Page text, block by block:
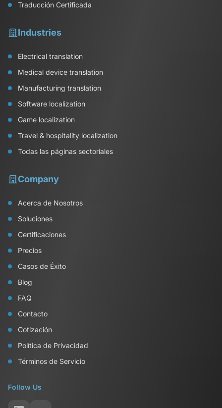
Traducción Certificada
Industries
Electrical translation
Medical device translation
Manufacturing translation
Software localization
Game localization
Travel & hospitality localization
Todas las páginas sectoriales
Company
Acerca de Nosotros
Soluciones
Certificaciones
Precios
Casos de Éxito
Blog
FAQ
Contacto
Cotización
Política de Privacidad
Términos de Servicio
Follow Us